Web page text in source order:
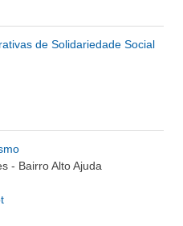
de Solidariedade Social
- Bairro Alto Ajuda